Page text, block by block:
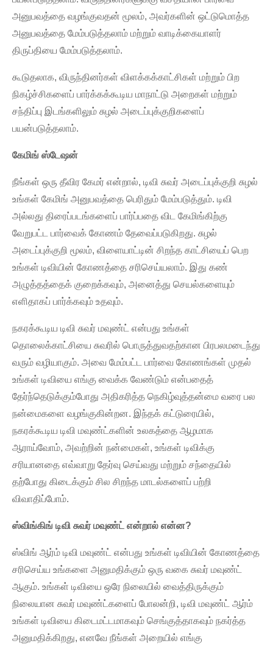
அனுபவத்தை வழங்குவதன் மூலம், அவர்களின் ஒட்டுமொத்த
அனுபவத்தை மேம்படுத்தலாம் மற்றும் வாடிக்கையாளர்
திருப்தியை மேம்படுத்தலாம்.
கூடுதலாக, விருந்தினர்கள் விளக்கக்காட்சிகள் மற்றும் பிற
நிகழ்ச்சிகளைப் பார்க்கக்கூடிய மாநாட்டு அறைகள் மற்றும்
சந்திப்பு இடங்களிலும் சுழல் அடைப்புக்குறிகளைப்
பயன்படுத்தலாம்.
கேமிங் ஸ்டேஷன்
நீங்கள் ஒரு தீவிர கேமர் என்றால், டிவி சுவர் அடைப்புக்குறி சுழல்
உங்கள் கேமிங் அனுபவத்தை பெரிதும் மேம்படுத்தும். டிவி
அல்லது திரைப்படங்களைப் பார்ப்பதை விட கேமிங்கிற்கு
வேறுபட்ட பார்வைக் கோணம் தேவைப்படுகிறது. சுழல்
அடைப்புக்குறி மூலம், விளையாட்டின் சிறந்த காட்சியைப் பெற
உங்கள் டிவியின் கோணத்தை சரிசெய்யலாம். இது கண்
அழுத்தத்தைக் குறைக்கவும், அனைத்து செயல்களையும்
எளிதாகப் பார்க்கவும் உதவும்.
நகரக்கூடிய டிவி சுவர் மவுண்ட் என்பது உங்கள்
தொலைக்காட்சியை சுவரில் பொருத்துவதற்கான பிரபலமடைந்து
வரும் வழியாகும். அவை மேம்பட்ட பார்வை கோணங்கள் முதல்
உங்கள் டிவியை எங்கு வைக்க வேண்டும் என்பதைத்
தேர்ந்தெடுக்கும்போது அதிகரித்த நெகிழ்வுத்தன்மை வரை பல
நன்மைகளை வழங்குகின்றன. இந்தக் கட்டுரையில்,
நகரக்கூடிய டிவி மவுண்ட்களின் உலகத்தை ஆழமாக
ஆராய்வோம், அவற்றின் நன்மைகள், உங்கள் டிவிக்கு
சரியானதை எவ்வாறு தேர்வு செய்வது மற்றும் சந்தையில்
தற்போது கிடைக்கும் சில சிறந்த மாடல்களைப் பற்றி
விவாதிப்போம்.
ஸ்விங்கிங் டிவி சுவர் மவுண்ட் என்றால் என்ன?
ஸ்விங் ஆர்ம் டிவி மவுண்ட் என்பது உங்கள் டிவியின் கோணத்தை
சரிசெய்ய உங்களை அனுமதிக்கும் ஒரு வகை சுவர் மவுண்ட்
ஆகும். உங்கள் டிவியை ஒரே நிலையில் வைத்திருக்கும்
நிலையான சுவர் மவுண்ட்களைப் போலன்றி, டிவி மவுண்ட் ஆர்ம்
உங்கள் டிவியை கிடைமட்டமாகவும் செங்குத்தாகவும் நகர்த்த
அனுமதிக்கிறது, எனவே நீங்கள் அறையில் எங்கு